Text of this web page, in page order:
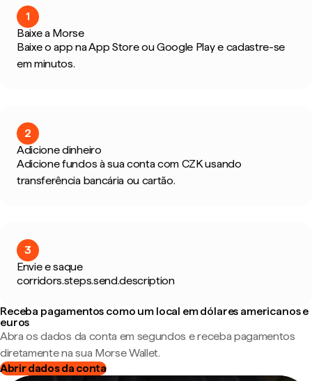
1
Baixe a Morse
Baixe o app na App Store ou Google Play e cadastre-se
em minutos.
2
Adicione dinheiro
Adicione fundos à sua conta com CZK usando
transferência bancária ou cartão.
3
Envie e saque
corridors.steps.send.description
Receba pagamentos como um local em dólares americanos e
euros
Abra os dados da conta em segundos e receba pagamentos
diretamente na sua Morse Wallet.
Abrir dados da conta